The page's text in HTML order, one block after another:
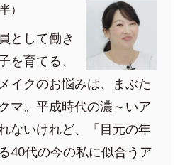
）
として働き
を育てる、
イクのお悩みは、まぶた
マ。平成時代の濃～いア
ないけれど、「目元の年
40代の今の私に似合うア